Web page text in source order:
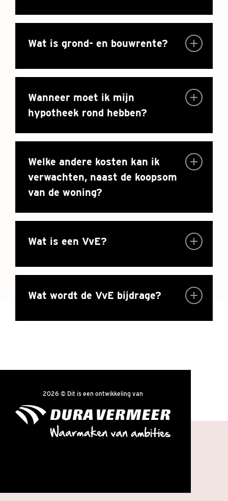
Wat is grond- en bouwrente?
Wanneer moet ik mijn
hypotheek rond hebben?
Welke andere kosten kan ik
verwachten, naast de koopsom
van de woning?
Wat is een VvE?
Wat wordt de VvE bijdrage?
2026 © Dit is een ontwikkeling van